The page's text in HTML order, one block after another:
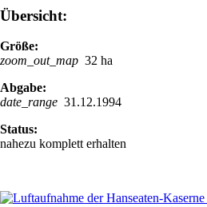
Übersicht:
Größe:
zoom_out_map 32 ha
Abgabe:
date_range 31.12.1994
Status:
nahezu komplett erhalten